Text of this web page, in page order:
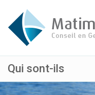
Qui sont-ils